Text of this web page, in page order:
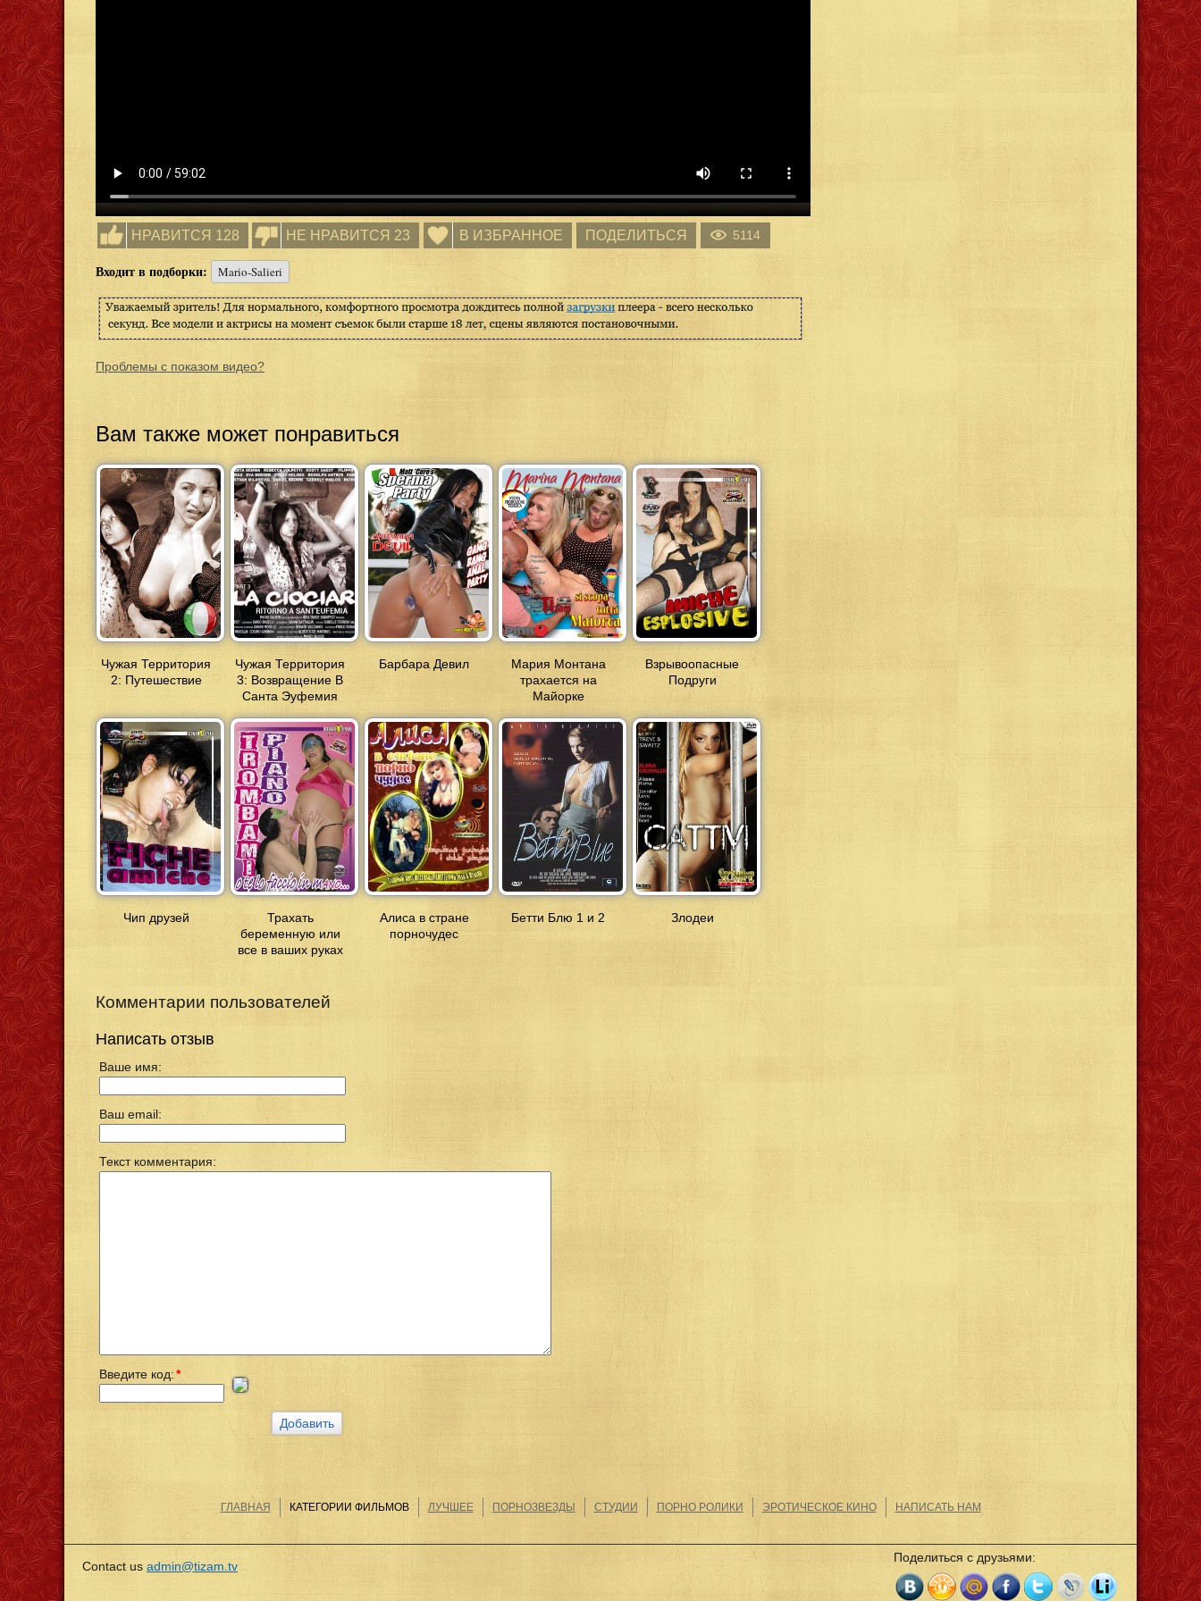
НРАВИТСЯ 128 НЕ НРАВИТСЯ 23 В ИЗБРАННОЕ ПОДЕЛИТЬСЯ 5114
Входит в подборки: Mario-Salieri
Проблемы с показом видео?
Вам также может понравиться
Чужая Территория
2: Путешествие
Чужая Территория
3: Возвращение В
Санта Эуфемия
Барбара Девил
Мария Монтана
трахается на
Майорке
Взрывоопасные
Подруги
Чип друзей
Трахать
беременную или
все в ваших руках
Алиса в стране
порночудес
Бетти Блю 1 и 2 Злодеи
Комментарии пользователей
Написать отзыв
Ваше имя:
Ваш email:
Текст комментария:
Введите код:*
ГЛАВНАЯ КАТЕГОРИИ ФИЛЬМОВ ЛУЧШЕЕ ПОРНОЗВЕЗДЫ СТУДИИ ПОРНО РОЛИКИ ЭРОТИЧЕСКОЕ КИНО НАПИСАТЬ НАМ
Contact us admin@tizam.tv
Поделиться с друзьями: